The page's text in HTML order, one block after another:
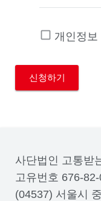
개인정
사단법인 고통받
고유번호 676-
(04537) 서울시